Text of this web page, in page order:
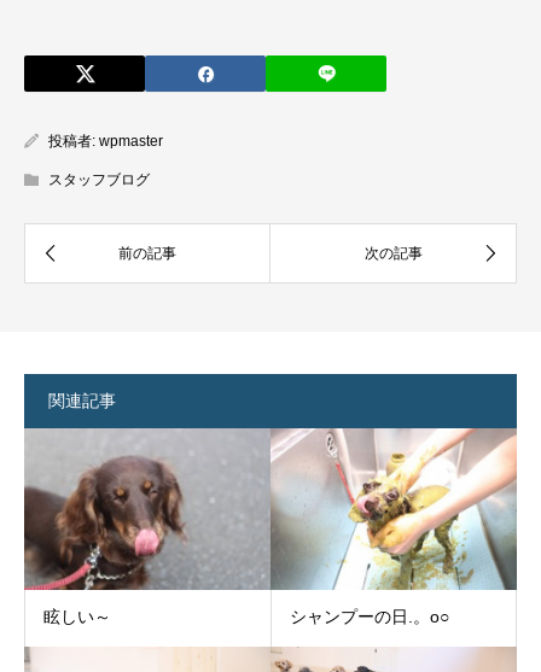
投稿者: wpmaster
スタッフブログ
関連記事
眩しい～ シャンプーの日.。o○